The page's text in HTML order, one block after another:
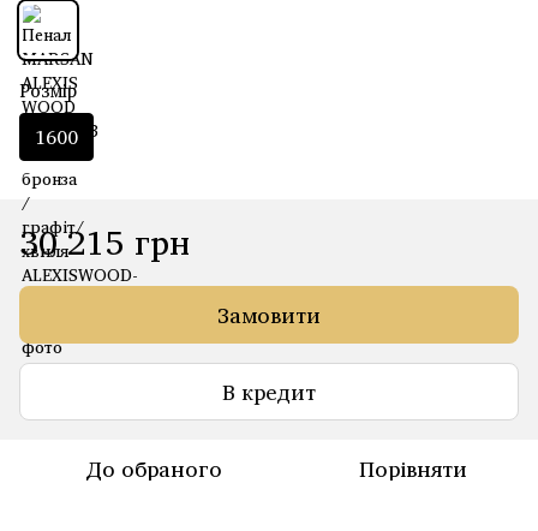
Розмір
1600
30 215 грн
Замовити
В кредит
До обраного Порівняти